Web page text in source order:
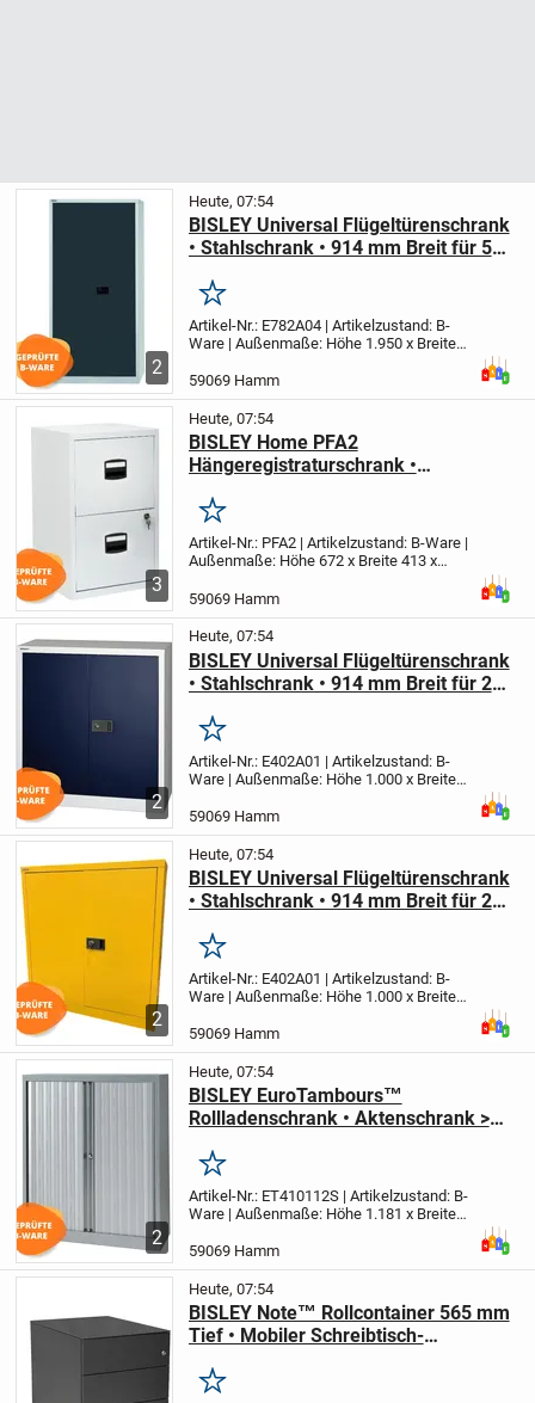
2
Heute, 07:54
BISLEY Universal Flügeltürenschrank
• Stahlschrank • 914 mm Breit für 5
Merken
Artikel-Nr.: E782A04 | Artikelzustand: B-
Ware | Außenmaße: Höhe 1.950 x Breite
Fachböden für 5 Ordnerhöhen | Dreipunkt-
Schließmechanismus | Farbe: 525
Korpus...
59069 Hamm
3
Heute, 07:54
BISLEY Home PFA2
Hängeregistraturschrank •
PFA2696 (B-Ware)
Merken
Artikel-Nr.: PFA2 | Artikelzustand: B-Ware |
Außenmaße: Höhe 672 x Breite 413 x
Muldengriff, 2 HR-Schubladen
(geschlossene Wannenböden) | Farbe:
696 Verkehrsweiß...
59069 Hamm
2
Heute, 07:54
BISLEY Universal Flügeltürenschrank
• Stahlschrank • 914 mm Breit für 2
Merken
Artikel-Nr.: E402A01 | Artikelzustand: B-
Ware | Außenmaße: Höhe 1.000 x Breite
Fachboden für 2 Ordnerhöhen | Dreipunkt-
Schließmechanismus | Farbe: Korpus
Verkehrswe...
59069 Hamm
2
Heute, 07:54
BISLEY Universal Flügeltürenschrank
• Stahlschrank • 914 mm Breit für 2
Merken
Artikel-Nr.: E402A01 | Artikelzustand: B-
Ware | Außenmaße: Höhe 1.000 x Breite
Fachboden für 2 Ordnerhöhen | Dreipunkt-
Schließmechanismus | Farbe: 642
Sunflower...
59069 Hamm
2
Heute, 07:54
BISLEY EuroTambours™
Rollladenschrank • Aktenschrank >
ET410112SSL355 (B-Ware)
Merken
Artikel-Nr.: ET410112S | Artikelzustand: B-
Ware | Außenmaße: Höhe 1.181 x Breite
lackierte Fachböden für 3 Ordnerhöhen |
Ein Punkt-Schließmechanismus | Farbe:...
59069 Hamm
Heute, 07:54
BISLEY Note™ Rollcontainer 565 mm
Tief • Mobiler Schreibtisch-
(B-Ware)
Merken